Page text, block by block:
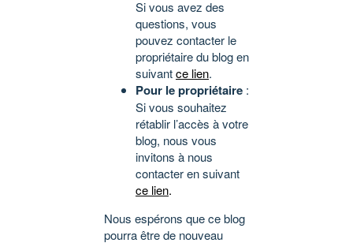
Si vous avez des
questions, vous
pouvez contacter le
propriétaire du blog en
suivantce lien.
Pour le propriétaire :
Si vous souhaitez
rétablir l’accès à votre
blog, nous vous
invitons à nous
contacter en suivant
ce lien.
Nous espérons que ce blog
pourra être de nouveau